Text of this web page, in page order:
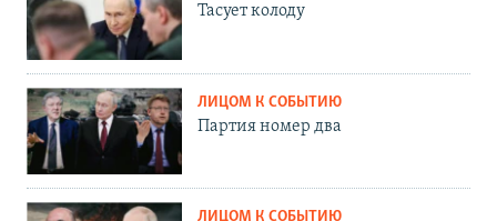
Тасует колоду
ЛИЦОМ К СОБЫТИЮ
Партия номер два
ЛИЦОМ К СОБЫТИЮ